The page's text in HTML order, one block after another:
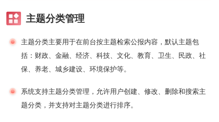
主题分类管理
主题分类主要用于在前台按主题检索公报内容，默认主题包
括：财政、金融、经济、科技、文化、教育、卫生、民政、社
保、养老、城乡建设、环境保护等。
系统支持主题分类管理，允许用户创建、修改、删除和搜索主
题分类，并支持对主题分类进行排序。